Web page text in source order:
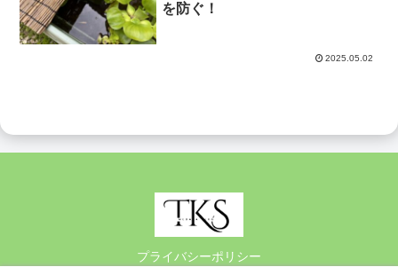
を防ぐ！
2025.05.02
プライバシーポリシー